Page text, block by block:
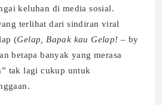
keluhan di media sosial.
terlihat dari sindiran viral
(Gelap, Bapak kau Gelap! – by
betapa banyak yang merasa
tak lagi cukup untuk